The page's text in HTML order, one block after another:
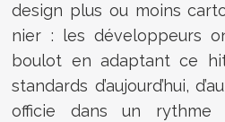
design plus ou moins
nier : les développeurs
boulot en adaptant ce
standards d’aujourd’hui,
officie dans un